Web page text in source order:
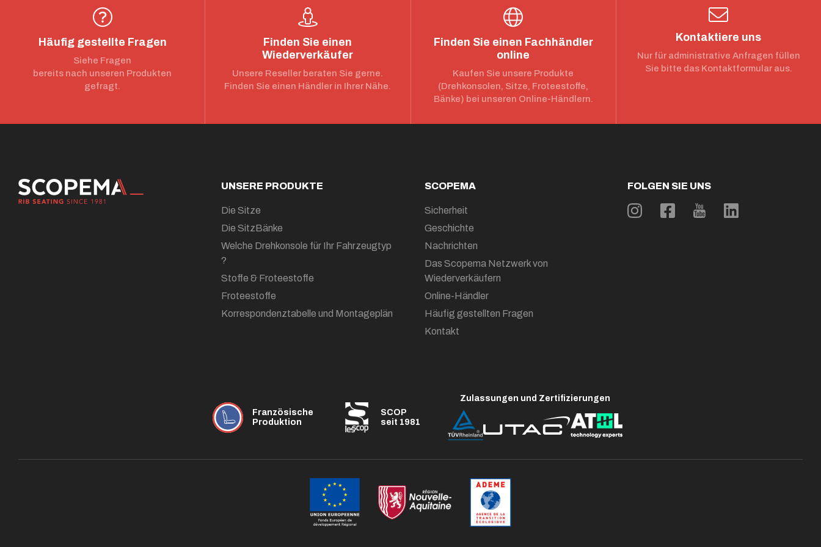
Häufig gestellte Fragen
Siehe Fragen
bereits nach unseren Produkten
gefragt.
Finden Sie einen
Wiederverkäufer
Unsere Reseller beraten Sie gerne.
Finden Sie einen Händler in Ihrer Nähe.
Finden Sie einen Fachhändler
online
Kaufen Sie unsere Produkte
(Drehkonsolen, Sitze, Froteestoffe,
Bänke) bei unseren Online-Händlern.
Kontaktiere uns
Nur für administrative Anfragen füllen
Sie bitte das Kontaktformular aus.
UNSERE PRODUKTE
Die Sitze
Die SitzBänke
Welche Drehkonsole für Ihr Fahrzeugtyp
?
Stoffe & Froteestoffe
Froteestoffe
Korrespondenztabelle und Montageplän
SCOPEMA
Sicherheit
Geschichte
Nachrichten
Das Scopema Netzwerk von
Wiederverkäufern
Online-Händler
Häufig gestellten Fragen
Kontakt
FOLGEN SIE UNS
Französische
Produktion
SCOP
seit 1981
Zulassungen und Zertifizierungen